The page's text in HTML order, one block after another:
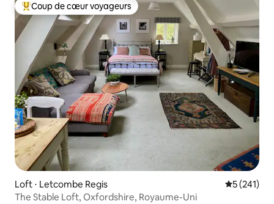
Coups de cœur voyageurs les plus appréciés
Coup de cœur voyageurs
Loft ⋅ Letcombe Regis Évaluation
5 (241)
The Stable Loft, Oxfordshire, Royaume-Uni